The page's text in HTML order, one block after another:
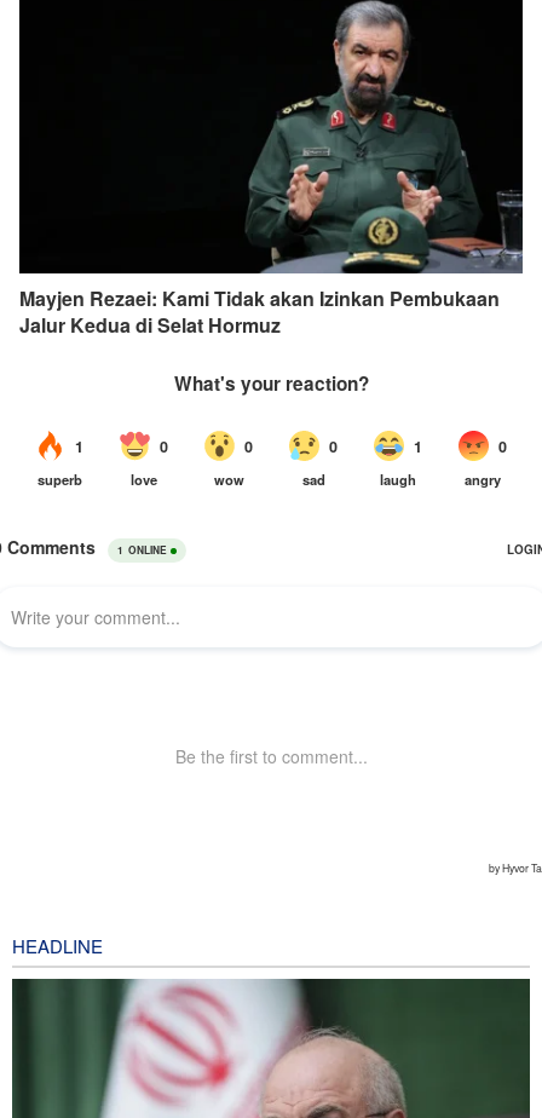
Mayjen Rezaei: Kami Tidak akan Izinkan Pembukaan
Jalur Kedua di Selat Hormuz
HEADLINE